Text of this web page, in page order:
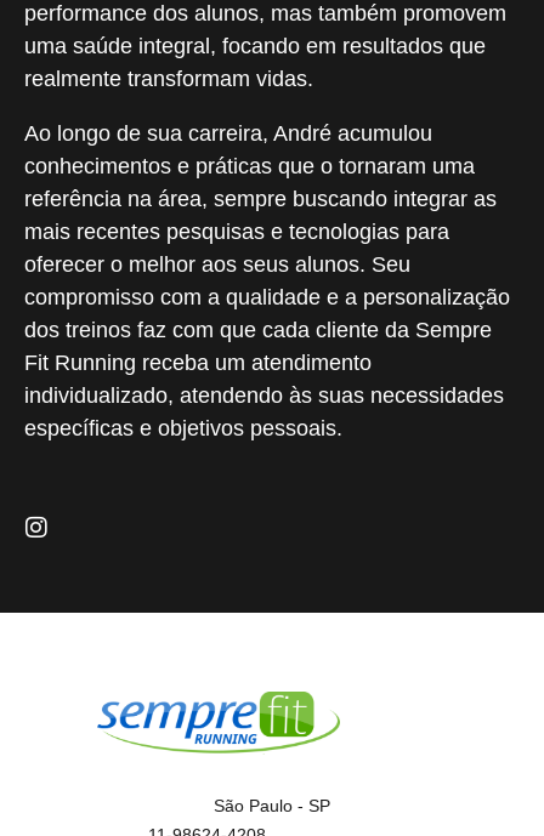
performance dos alunos, mas também promovem
uma saúde integral, focando em resultados que
realmente transformam vidas.
Ao longo de sua carreira, André acumulou
conhecimentos e práticas que o tornaram uma
referência na área, sempre buscando integrar as
mais recentes pesquisas e tecnologias para
oferecer o melhor aos seus alunos. Seu
compromisso com a qualidade e a personalização
dos treinos faz com que cada cliente da Sempre
Fit Running receba um atendimento
individualizado, atendendo às suas necessidades
específicas e objetivos pessoais.
São Paulo - SP